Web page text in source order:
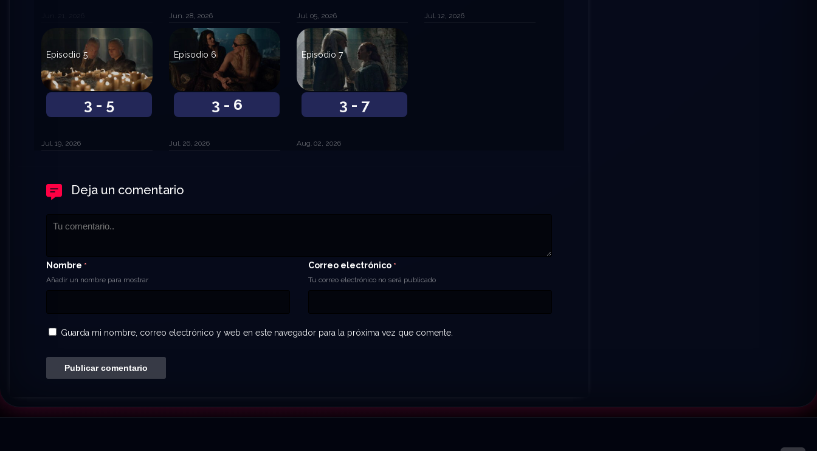
Jun. 28, 2026 Jul. 05, 2026 Jul. 12, 2026
3 - 5
Episodio 5
Jul. 19, 2026
3 - 6
Episodio 6
Jul. 26, 2026
3 - 7
Episodio 7
Aug. 02, 2026
Deja un comentario
Nombre *
Añadir un nombre para mostrar
Correo electrónico *
Tu correo electrónico no será publicado
Guarda mi nombre, correo electrónico y web en este navegador para la próxima vez que comente.